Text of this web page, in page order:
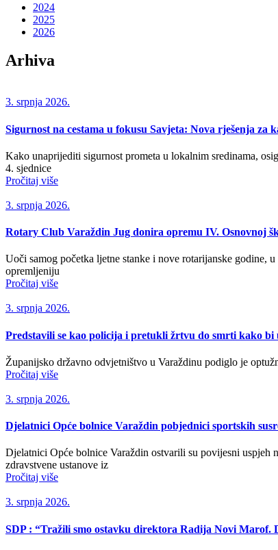
2024
2025
2026
Arhiva
3. srpnja 2026.
Sigurnost na cestama u fokusu Savjeta: Nova rješenja za
Kako unaprijediti sigurnost prometa u lokalnim sredinama,
4. sjednice
Pročitaj više
3. srpnja 2026.
Rotary Club Varaždin Jug donira opremu IV. Osnovnoj
​Uoči samog početka ljetne stanke i nove rotarijanske godine,
opremljeniju
Pročitaj više
3. srpnja 2026.
Predstavili se kao policija i pretukli žrtvu do smrti kako bi
Županijsko državno odvjetništvo u Varaždinu podiglo je
Pročitaj više
3. srpnja 2026.
Djelatnici Opće bolnice Varaždin pobjednici sportskih
Djelatnici Opće bolnice Varaždin ostvarili su povijesni
zdravstvene ustanove iz
Pročitaj više
3. srpnja 2026.
SDP : “Tražili smo ostavku direktora Radija Novi Marof.